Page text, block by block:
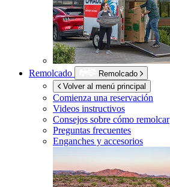
Remolcado
Remolcado
Volver al menú principal
Comienza una reservación
Videos instructivos
Consejos sobre cómo remolcar
Preguntas frecuentes
Enganches y accesorios